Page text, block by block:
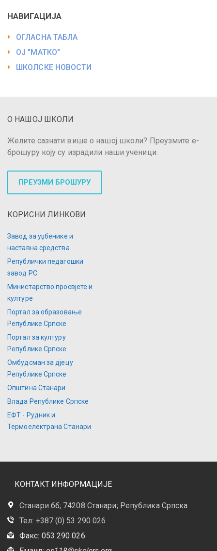
НАВИГАЦИЈА
ОГЛАСНА ТАБЛА
ОЈ "МАТКО"
ШКОЛСКЕ НОВОСТИ
О НАШОЈ ШКОЛИ
Желите сазнати више о нашој школи? Преузмите е-
брошуру коју су израдили наши ученици.
ПРЕУЗМИ БРОШУРУ
КОРИСНИ ЛИНКОВИ
Завод за уџбенике и
наставна средства
Републички педагошки
завод РС
Министарство просвјете и
културе
Портал за образовање
Републике Српске
Портал за културу
Републике Српске
Омбудсман за дјецу
Републике Српске
Општина Станари
Влада Републике Српске
ЕФТ - Рудник и
Термоелектрана Станари
КОНТАКТ ИНФОРМАЦИЈЕ
Станари бб; 74208 Станари; Република Српска
Тел: +387 (0) 53 290 026
Факс: 053 290 026